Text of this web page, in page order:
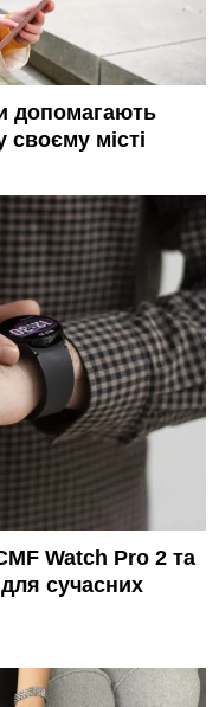
допомагають
місті
Watch Pro 2 та
сучасних